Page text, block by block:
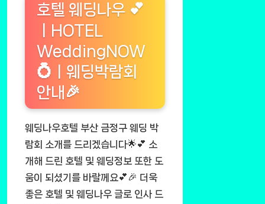
호텔 웨딩나우 💕
ㅣHOTEL
WeddingNOW
💍ㅣ웨딩박람회
안내🎉
웨딩나우호텔 부산 금정구 웨딩 박
람회 소개를 드리겠습니다🌟💕 소
개해 드린 호텔 및 웨딩정보 또한 도
움이 되셨기를 바랄께요💕🎉 더욱
좋은 호텔 및 웨딩나우 글로 인사 드